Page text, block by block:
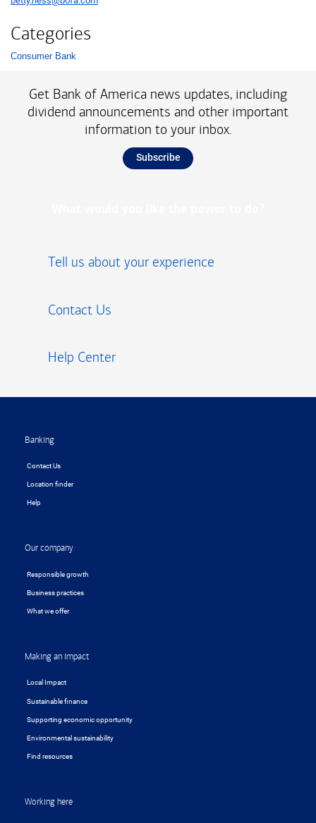
Categories
List with 1 items.
Consumer Bank
Get Bank of America news updates, including
dividend announcements and other important
information to your inbox.
Subscribe
Tell us about your experience
Contact Us
Help Center
Banking
Contact Us
Location finder
Help
Our company
Responsible growth
Business practices
What we offer
Making an impact
Local Impact
Sustainable finance
Supporting economic opportunity
Environmental sustainability
Find resources
Working here